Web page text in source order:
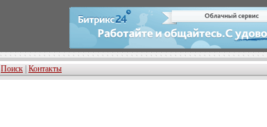
Поиск Контакты